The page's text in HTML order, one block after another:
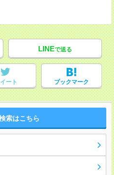
LINEで送る
ート ブックマーク
索はこちら